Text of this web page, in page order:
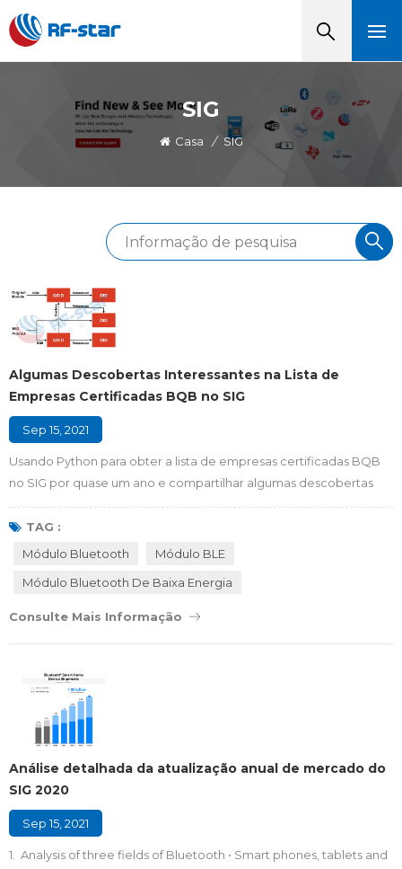
SIG
Casa / SIG
Algumas Descobertas Interessantes na Lista de
Empresas Certificadas BQB no SIG
Sep 15, 2021
Usando Python para obter a lista de empresas certificadas BQB
no SIG por quase um ano e compartilhar algumas descobertas
com você. 1. Certificação Bluetooth Se o produto com função
Bluetooth rotular o logotipo Bluetooth na aparência e for
vendido no mercado internacional. O produto deve passar por
certificação BQB, que precisa pagar uma taxa d...
TAG :
Módulo Bluetooth
Módulo BLE
Módulo Bluetooth De Baixa Energia
Consulte Mais Informação
Análise detalhada da atualização anual de mercado do
SIG 2020
Sep 15, 2021
1. Analysis of three fields of Bluetooth • Smart phones, tablets and